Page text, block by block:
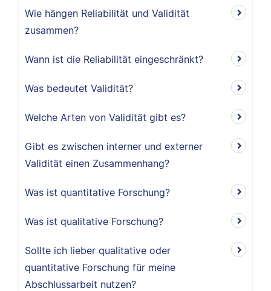
Wie hängen Reliabilität und Validität
zusammen?
Wann ist die Reliabilität eingeschränkt?
Was bedeutet Validität?
Welche Arten von Validität gibt es?
Gibt es zwischen interner und externer
Validität einen Zusammenhang?
Was ist quantitative Forschung?
Was ist qualitative Forschung?
Sollte ich lieber qualitative oder
quantitative Forschung für meine
Abschlussarbeit nutzen?